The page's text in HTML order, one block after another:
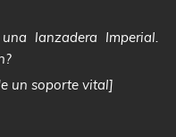
lanzadera Imperial.
un soporte vital]